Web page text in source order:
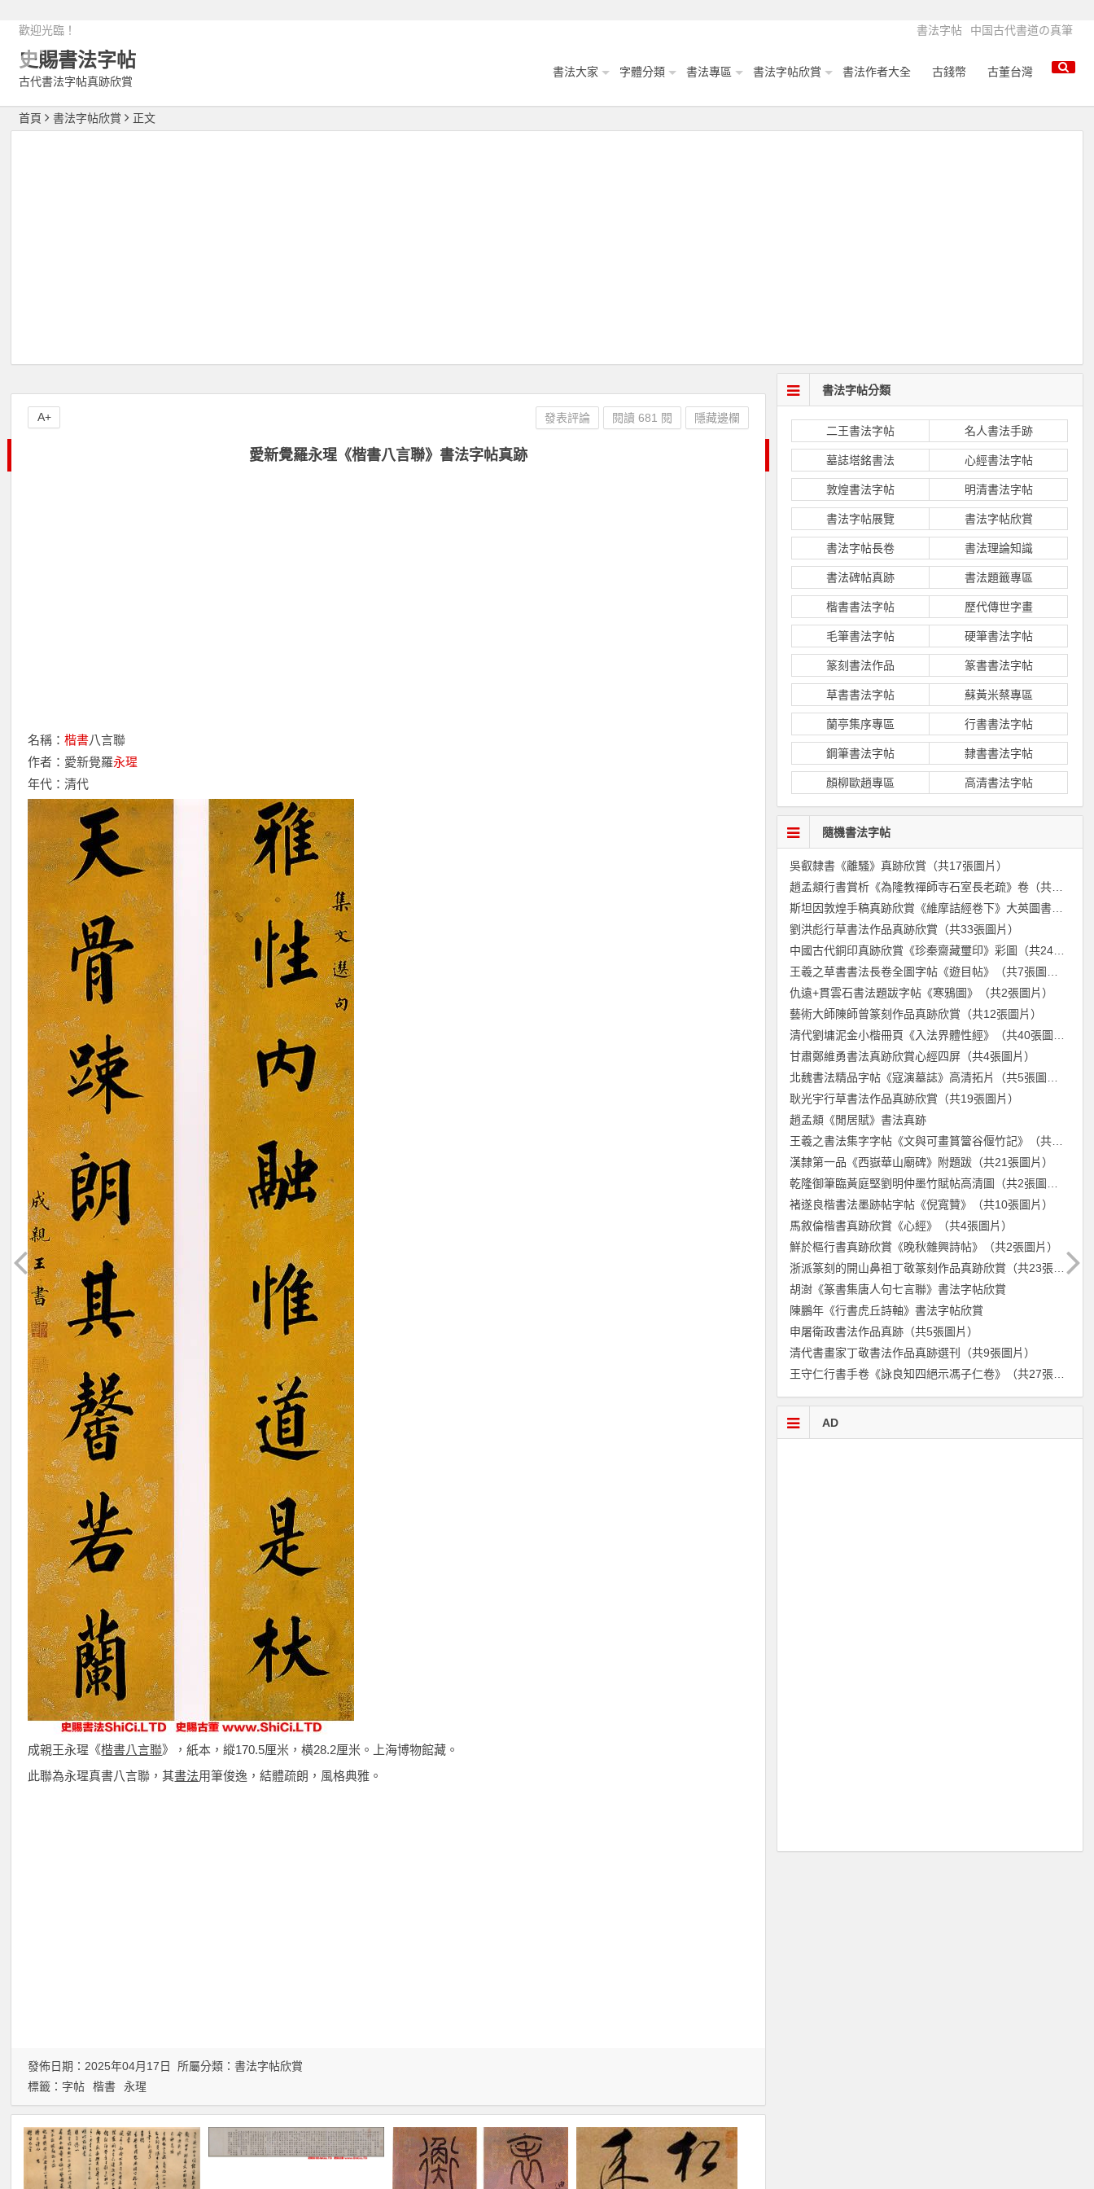
歡迎光臨！ 書法字帖 中国古代書道の真筆
史賜書法字帖
古代書法字帖真跡欣賞
書法大家 字體分類 書法專區 書法字帖欣賞 書法作者大全 古錢幣 古董台灣
首頁 書法字帖欣賞 正文
愛新覺羅永瑆《楷書八言聯》書法字帖真跡
名稱：楷書八言聯
作者：愛新覺羅永瑆
年代：清代
成親王永瑆《楷書八言聯》，紙本，縱170.5厘米，橫28.2厘米。上海博物館藏。
此聯為永瑆真書八言聯，其書法用筆俊逸，結體疏朗，風格典雅。
發表評論 閱讀 681 閱 隱藏邊欄
A+
發佈日期：2025年04月17日 所屬分類：書法字帖欣賞
標籤： 字帖 楷書 永瑆
書法字帖分類
二王書法字帖 名人書法手跡
墓誌塔銘書法 心經書法字帖
敦煌書法字帖 明清書法字帖
書法字帖展覽 書法字帖欣賞
書法字帖長卷 書法理論知識
書法碑帖真跡 書法題籤專區
楷書書法字帖 歷代傳世字畫
毛筆書法字帖 硬筆書法字帖
篆刻書法作品 篆書書法字帖
草書書法字帖 蘇黃米蔡專區
蘭亭集序專區 行書書法字帖
鋼筆書法字帖 隸書書法字帖
顏柳歐趙專區 高清書法字帖
隨機書法字帖
吳叡隸書《離騷》真跡欣賞（共17張圖片）
趙孟頫行書賞析《為隆教禪師寺石室長老疏》卷（共13張圖片）
斯坦因敦煌手稿真跡欣賞《維摩詰經卷下》大英圖書館藏（共35張圖片）
劉洪彪行草書法作品真跡欣賞（共33張圖片）
中國古代銅印真跡欣賞《珍秦齋藏璽印》彩圖（共246張圖片）
仇遠+貫雲石書法題跋字帖《寒鴉圖》（共2張圖片）
藝術大師陳師曾篆刻作品真跡欣賞（共12張圖片）
甘肅鄭維勇書法真跡欣賞心經四屏（共4張圖片）
耿光宇行草書法作品真跡欣賞（共19張圖片）
趙孟頫《閒居賦》書法真跡
王羲之書法集字字帖《文與可畫篔簹谷偃竹記》（共6張圖片）
漢隸第一品《西嶽華山廟碑》附題跋（共21張圖片）
褚遂良楷書法墨跡帖字帖《倪寬贊》（共10張圖片）
馬敘倫楷書真跡欣賞《心經》（共4張圖片）
鮮於樞行書真跡欣賞《晚秋雜興詩帖》（共2張圖片）
浙派篆刻的開山鼻祖丁敬篆刻作品真跡欣賞（共23張圖片）
胡澍《篆書集唐人句七言聯》書法字帖欣賞
陳鵬年《行書虎丘詩軸》書法字帖欣賞
申屠衛政書法作品真跡（共5張圖片）
清代書畫家丁敬書法作品真跡選刊（共9張圖片）
王守仁行書手卷《詠良知四絕示馮子仁卷》（共27張圖片）
AD